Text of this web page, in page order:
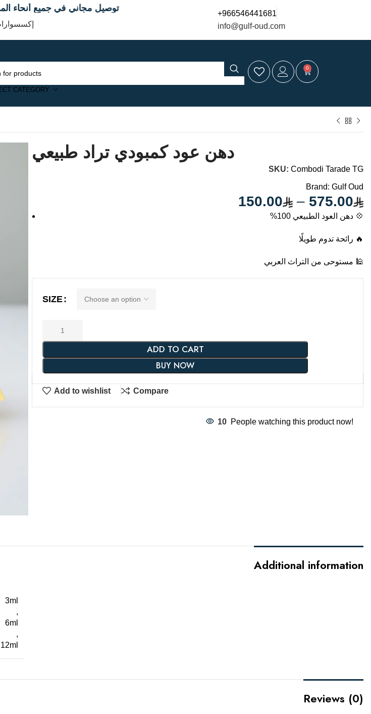
توصيل مجاني في جميع
+966546441681
info@gulf-oud.com
CATEGORY
0
دهن عود كمبودي تراد طبيعي
SKU: Combodi Tarade TG
Brand: Gulf Oud
150.00 – 575.00
💠 دهن العود الطبيعي 100%
🔥 رائحة تدوم طويلًا
🕌 مستوحى من التراث العربي
SIZE
ADD TO CART
BUY NOW
Add to wishlist Compare
10 People watching this product now!
Additional information
3ml
,
6ml
,
12ml
Reviews (0)